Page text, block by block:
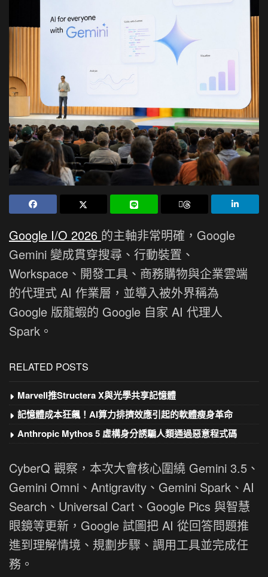
Google I/O 2026 的主軸非常明確，Google
Gemini 變成貫穿搜尋、行動裝置、
Workspace、開發工具、商務購物與企業雲端
的代理式 AI 作業層，並導入被外界稱為
Google 版龍蝦的 Google 自家 AI 代理人
Spark。
RELATED POSTS
Marvell推Structera X與光學共享記憶體
記憶體成本狂飆！AI算力排擠效應引起的軟體瘦身革命
Anthropic Mythos 5 虛構身分誘騙人類通過惡意程式碼
CyberQ 觀察，本次大會核心圍繞 Gemini 3.5、
Gemini Omni、Antigravity、Gemini Spark、AI
Search、Universal Cart、Google Pics 與智慧
眼鏡等更新，Google 試圖把 AI 從回答問題推
進到理解情境、規劃步驟、調用工具並完成任
務。